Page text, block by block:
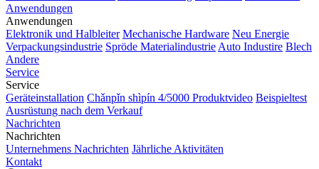
Anwendungen
Anwendungen
Elektronik und Halbleiter Mechanische Hardware Neu Energie
Verpackungsindustrie Spröde Materialindustrie Auto Industire Blech
Andere
Service
Service
Geräteinstallation Chǎnpǐn shìpín 4/5000 Produktvideo Beispieltest
Ausrüstung nach dem Verkauf
Nachrichten
Nachrichten
Unternehmens Nachrichten Jährliche Aktivitäten
Kontakt